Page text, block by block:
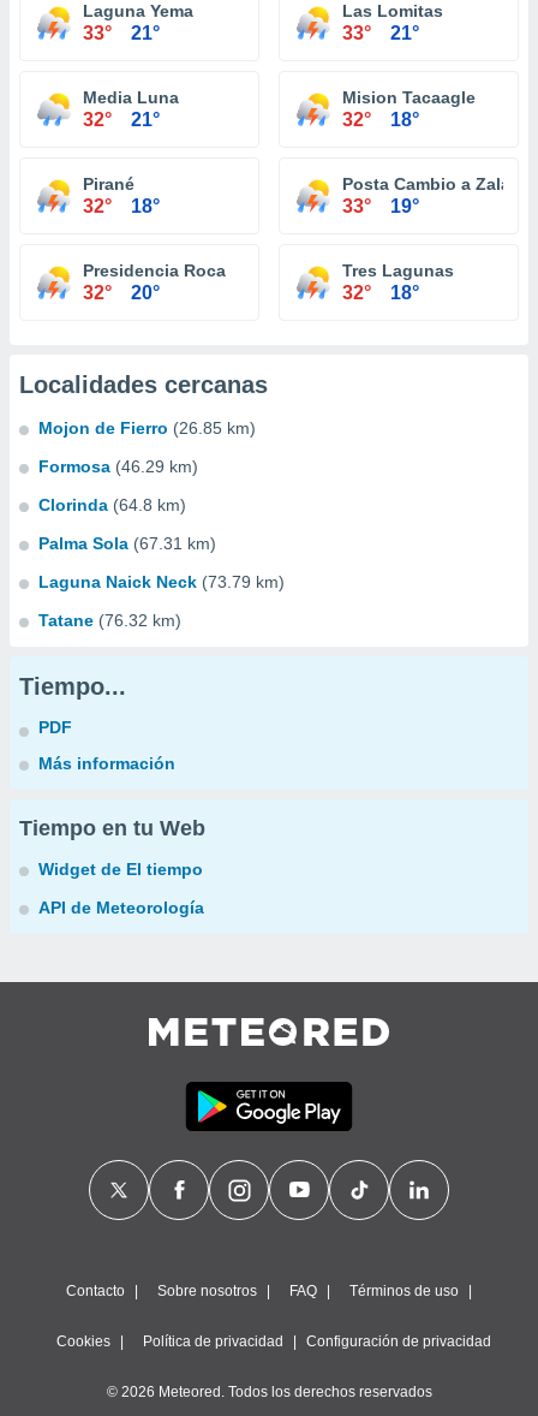
Laguna Yema
33° 21°
Las Lomitas
33° 21°
Media Luna
32° 21°
Mision Tacaagle
32° 18°
Pirané
32° 18°
Posta Cambio a Zalazar
33° 19°
Presidencia Roca
32° 20°
Tres Lagunas
32° 18°
Localidades cercanas
Mojon de Fierro (26.85 km)
Formosa (46.29 km)
Clorinda (64.8 km)
Palma Sola (67.31 km)
Laguna Naick Neck (73.79 km)
Tatane (76.32 km)
Tiempo...
PDF
Más información
Tiempo en tu Web
Widget de El tiempo
API de Meteorología
Contacto Sobre nosotros FAQ Términos de uso
Cookies Política de privacidad Configuración de privacidad
© 2026 Meteored. Todos los derechos reservados